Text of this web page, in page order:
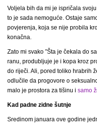
Voljela bih da mi je ispričala
to je sada nemoguće. Ostaje
povjerenja, koja se nije probila
konačna.
Zato mi svako ”Šta je čekala do
ranu, produbljuje je i kopa kroz
do riječi. Ali, pored toliko hrabrih
odlučile da progovore o
malo je prostora za tišinu i samo
Kad padne zidne šutnje
Sredinom januara ove godine